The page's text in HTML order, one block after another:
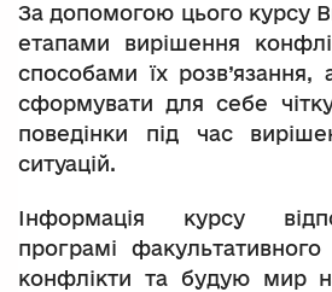
За допомогою цього курсу
етапами вирішення
способами їх
сформувати для себе
поведінки під час
ситуацій.
Інформація курсу
програмі
конфлікти та будую мир